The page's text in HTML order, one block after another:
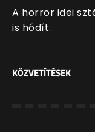
A horror idei
is hódít.
KÖZVETÍTÉSEK